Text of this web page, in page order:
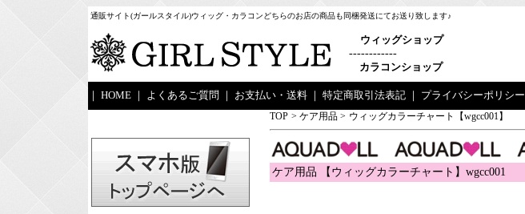
通販サイト(ガールスタイル)ウィッグ・カラコンどちらのお店の商品も同梱発送にてお送り致します♪
ウィッグショップ
------------
カラコンショップ
｜ HOME｜ よくあるご質問 ｜ お支払い・送料｜ 特定商取引法表記｜ プライバシーポリシー
TOP > ケア用品> ウィッグカラーチャート【wgcc001】
ケア用品 【ウィッグカラーチャート】wgcc001